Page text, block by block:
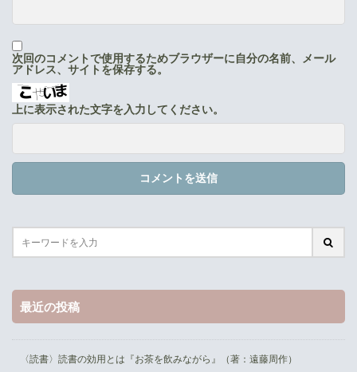
次回のコメントで使用するためブラウザーに自分の名前、メール
アドレス、サイトを保存する。
上に表示された文字を入力してください。
最近の投稿
〈読書〉読書の効用とは『お茶を飲みながら』（著：遠藤周作）